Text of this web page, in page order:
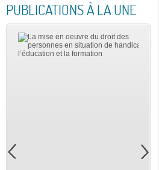
PUBLICATIONS À LA UNE